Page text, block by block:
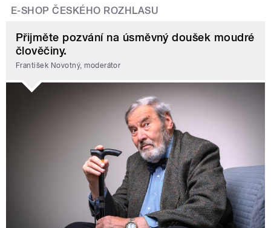
E-SHOP ČESKÉHO ROZHLASU
Přijměte pozvání na úsměvný doušek moudré
člověčiny.
František Novotný, moderátor